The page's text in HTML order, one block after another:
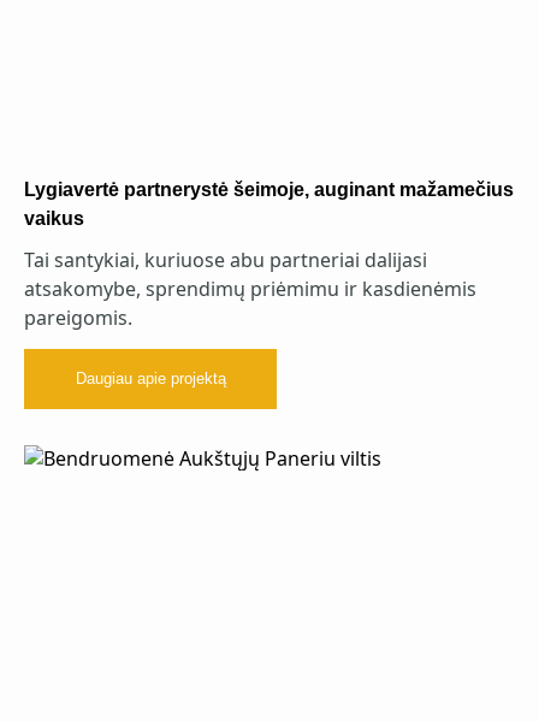
Lygiavertė partnerystė šeimoje, auginant mažamečius
vaikus
Tai santykiai, kuriuose abu partneriai dalijasi
atsakomybe, sprendimų priėmimu ir kasdienėmis
pareigomis.
Daugiau apie projektą